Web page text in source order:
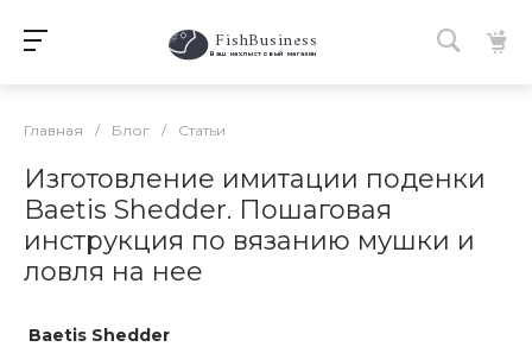
FishBusiness
Ваш нахлыстовый магазин
Главная / Блог / Статьи
Изготовление имитации поденки
Baetis Shedder. Пошаговая
инструкция по вязанию мушки и
ловля на нее
Baetis Shedder